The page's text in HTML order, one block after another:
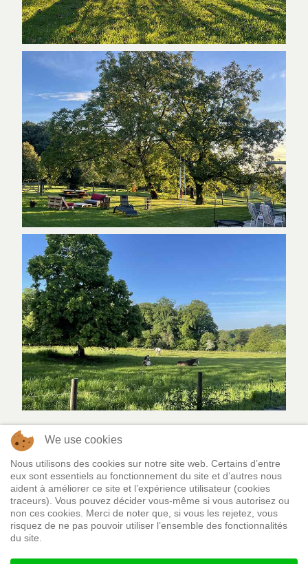
Joomla Gallery
Contactez-moi
Vie privée & mentions légales
We use cookies
Nous utilisons des cookies sur notre site web. Certains d’entre
eux sont essentiels au fonctionnement du site et d’autres nous
aident à améliorer ce site et l’expérience utilisateur (cookies
traceurs). Vous pouvez décider vous-même si vous autorisez ou
non ces cookies. Merci de noter que, si vous les rejetez, vous
risquez de ne pas pouvoir utiliser l’ensemble des fonctionnalités
du site.